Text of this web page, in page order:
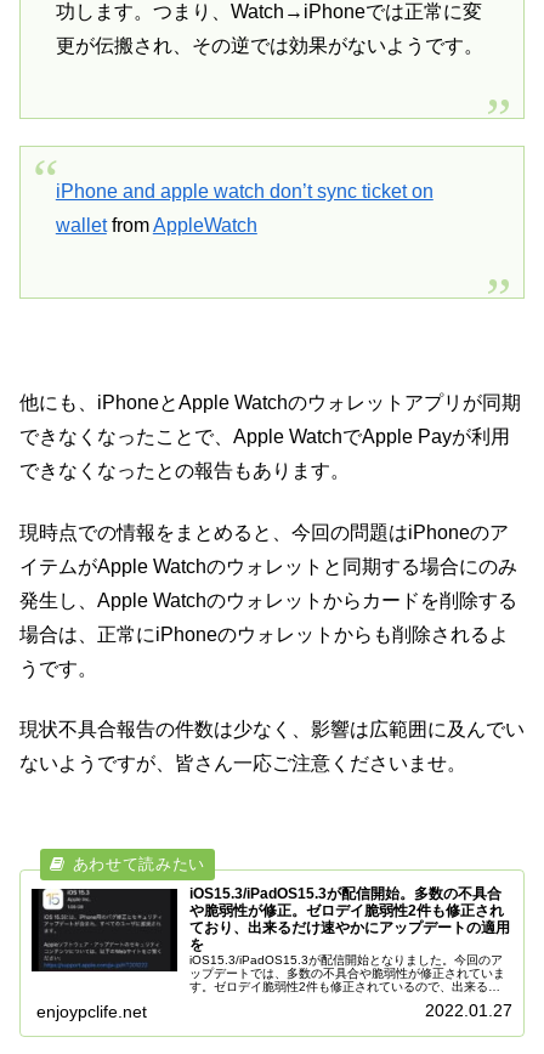
功します。つまり、Watch→iPhoneでは正常に変
更が伝搬され、その逆では効果がないようです。
iPhone and apple watch don’t sync ticket on
walletfromAppleWatch
他にも、iPhoneとApple Watchのウォレットアプリが同期
できなくなったことで、Apple WatchでApple Payが利用
できなくなったとの報告もあります。
現時点での情報をまとめると、今回の問題はiPhoneのア
イテムがApple Watchのウォレットと同期する場合にのみ
発生し、Apple Watchのウォレットからカードを削除する
場合は、正常にiPhoneのウォレットからも削除されるよ
うです。
現状不具合報告の件数は少なく、影響は広範囲に及んでい
ないようですが、皆さん一応ご注意くださいませ。
iOS15.3/iPadOS15.3が配信開始。多数の不具合
や脆弱性が修正。ゼロデイ脆弱性2件も修正され
ており、出来るだけ速やかにアップデートの適用
を
iOS15.3/iPadOS15.3が配信開始となりました。今回のア
ップデートでは、多数の不具合や脆弱性が修正されていま
す。ゼロデイ脆弱性2件も修正されているので、出来るだ
で大きな不具合報告は入ってきておりません。
enjoypclife.net 2022.01.27